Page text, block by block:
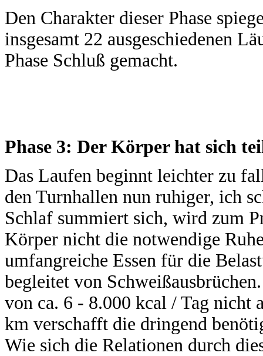
Den Charakter dieser Phase
insgesamt 22 ausgeschiedenen
Phase Schluß gemacht.
Phase 3: Der Körper hat sich
Das Laufen beginnt leichter zu
den Turnhallen nun ruhiger, ich
Schlaf summiert sich, wird zum
Körper nicht die notwendige
umfangreiche Essen für die
begleitet von
von ca. 6 - 8.000 kcal / Tag nicht
km verschafft die dringend
Wie sich die Relationen durch